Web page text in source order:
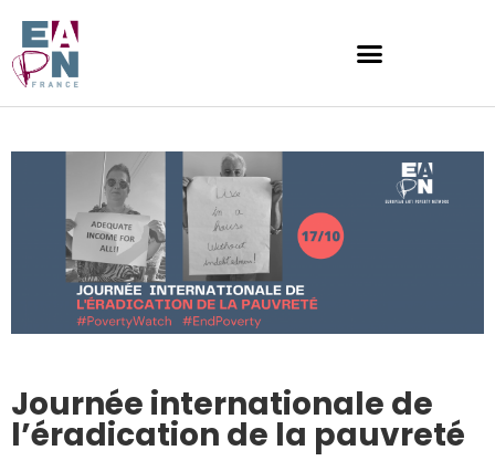
Journée internationale de
l’éradication de la pauvreté